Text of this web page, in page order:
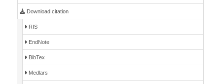
Download citation
RIS
EndNote
BibTex
Medlars